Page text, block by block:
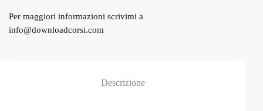
Per maggiori informazioni scrivimi a
info@downloadcorsi.com
Descrizione